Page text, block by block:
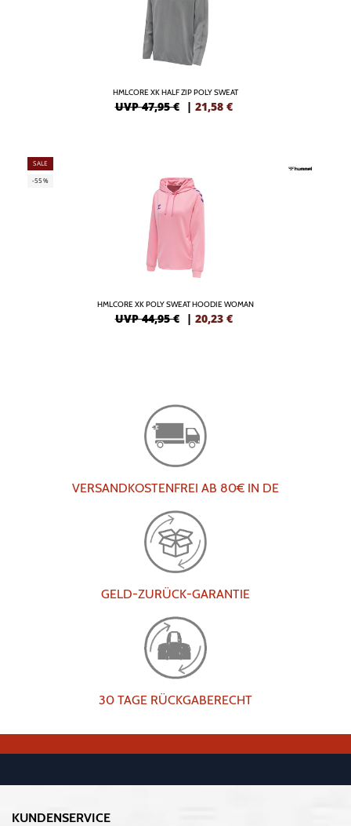
HMLCORE XK HALF ZIP POLY SWEAT
UVP 47,95 € | 21,58 €
SALE
-55%
HMLCORE XK POLY SWEAT HOODIE WOMAN
UVP 44,95 € | 20,23 €
VERSANDKOSTENFREI AB 80€ IN DE
GELD-ZURÜCK-GARANTIE
30 TAGE RÜCKGABERECHT
KUNDENSERVICE